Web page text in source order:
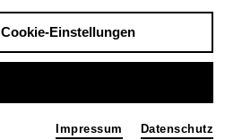
Cookie-Einstellungen
Impressum Datenschutz